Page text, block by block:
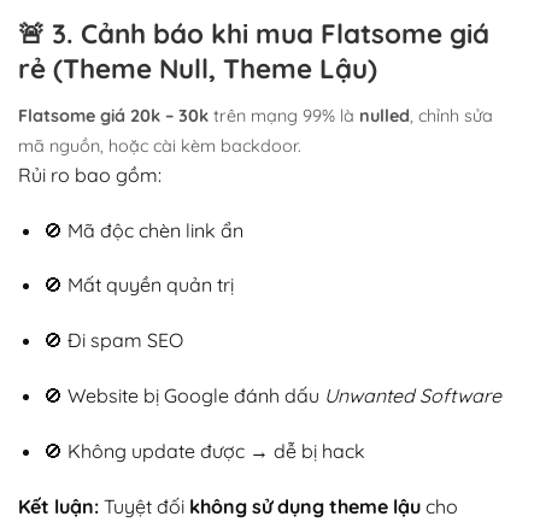
🚨 3. Cảnh báo khi mua Flatsome giá
rẻ (Theme Null, Theme Lậu)
Flatsome giá 20k – 30k trên mạng 99% là nulled, chỉnh sửa
mã nguồn, hoặc cài kèm backdoor.
Rủi ro bao gồm:
🚫 Mã độc chèn link ẩn
🚫 Mất quyền quản trị
🚫 Đi spam SEO
🚫 Website bị Google đánh dấu Unwanted Software
🚫 Không update được → dễ bị hack
Kết luận: Tuyệt đối không sử dụng theme lậu cho